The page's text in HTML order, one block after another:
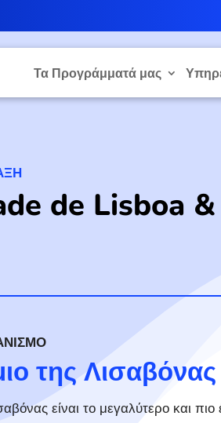
Τα Προγράμματά μας
de Lisboa
της Λισαβόνας
είναι το μεγαλύτερο και